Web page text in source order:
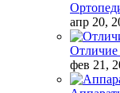
апр 20,
Отличие
фев 21,